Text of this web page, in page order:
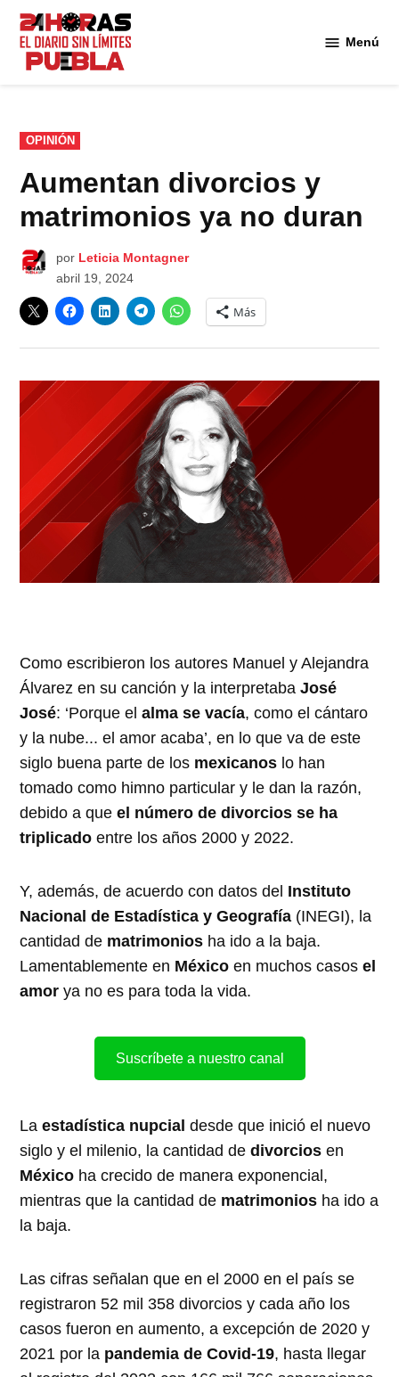
Saltar
contenido
Menú
PUBLICADO
EN
OPINIÓN
Aumentan divorcios y
matrimonios ya no duran
por Leticia Montagner
abril 19, 2024
Más
Como escribieron los autores Manuel y Alejandra
Álvarez en su canción y la interpretabaJosé
José: ‘Porque elalma se vacía, como el cántaro
y la nube... el amor acaba’, en lo que va de este
siglo buena parte de los mexicanos lo han
tomado como himno particular y le dan la razón,
debido a queel número de divorcios se ha
triplicado entre los años 2000 y 2022.
Y, además, de acuerdo con datos del Instituto
Nacional de Estadística y Geografía (INEGI), la
cantidad de matrimonios ha ido a la baja.
Lamentablemente en Méxicoen muchos casosel
amor ya no es para toda la vida.
Suscríbete a nuestro canal
Laestadística nupcial desde que inició el nuevo
siglo y el milenio, la cantidad dedivorciosen
México ha crecido de manera exponencial,
mientras que la cantidad de matrimonios ha ido a
la baja.
Las cifras señalan que en el 2000 en el país se
registraron 52 mil 358 divorcios y cada año los
casos fueron en aumento, a excepción de 2020 y
2021 por la pandemia de Covid-19, hasta llegar